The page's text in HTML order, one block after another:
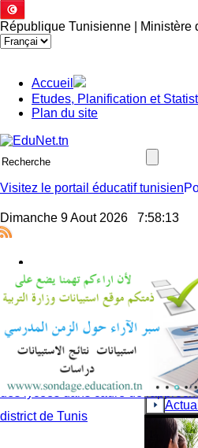
République Tunisienne | Ministère
Accueil
Etudes, Planification et
Plan du site
Visitez le portail éducatif tunisien
Dimanche 9 Aout 2026 7:58:14
Communiqué - Mouvement
collèges et des lycées et
des lycées dans cadre de
district de Tunis